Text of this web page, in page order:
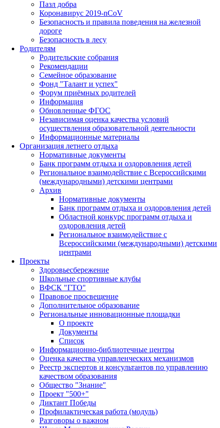
Пазл добра
Коронавирус 2019-nCoV
Безопасность и правила поведения на железной
дороге
Безопасность в лесу
Родителям
Родительские собрания
Рекомендации
Семейное образование
Фонд "Талант и успех"
Форум приёмных родителей
Информация
Обновленные ФГОС
Независимая оценка качества условий
осуществления образовательной деятельности
Информационные материалы
Организация летнего отдыха
Нормативные документы
Банк программ отдыха и оздоровления детей
Региональное взаимодействие с Всероссийскими
(международными) детскими центрами
Архив
Нормативные документы
Банк программ отдыха и оздоровления детей
Областной конкурс программ отдыха и
оздоровления детей
Региональное взаимодействие с
Всероссийскими (международными) детскими
центрами
Проекты
Здоровьесбережение
Школьные спортивные клубы
ВФСК "ГТО"
Правовое просвещение
Дополнительное образование
Региональные инновационные площадки
О проекте
Документы
Список
Информационно-библиотечные центры
Оценка качества управленческих механизмов
Реестр экспертов и консультантов по управлению
качеством образования
Общество "Знание"
Проект "500+"
Диктант Победы
Профилактическая работа (модуль)
Разговоры о важном